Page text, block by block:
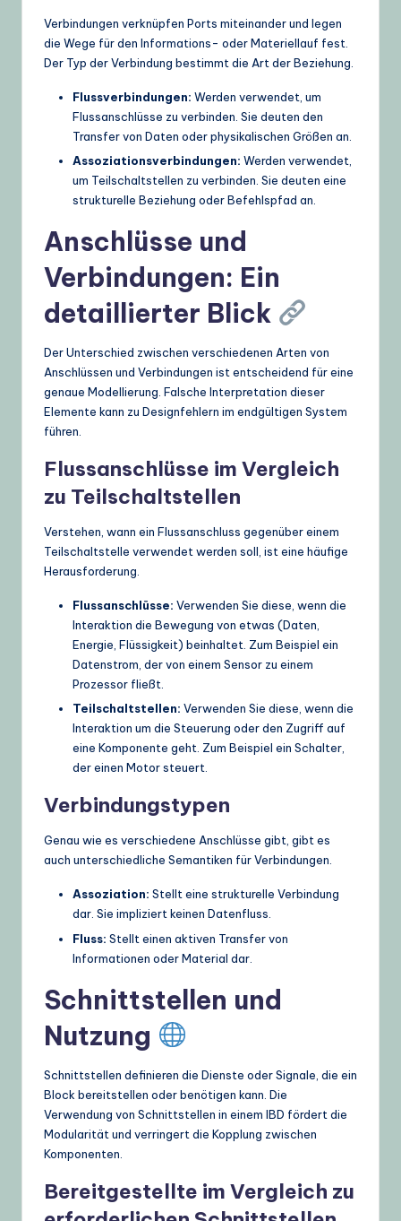
Verbindungen verknüpfen Ports miteinander und legen
die Wege für den Informations- oder Materiellauf fest.
Der Typ der Verbindung bestimmt die Art der Beziehung.
Flussverbindungen: Werden verwendet, um
Flussanschlüsse zu verbinden. Sie deuten den
Transfer von Daten oder physikalischen Größen an.
Assoziationsverbindungen: Werden verwendet,
um Teilschaltstellen zu verbinden. Sie deuten eine
strukturelle Beziehung oder Befehlspfad an.
Anschlüsse und
Verbindungen: Ein
detaillierter Blick
Der Unterschied zwischen verschiedenen Arten von
Anschlüssen und Verbindungen ist entscheidend für eine
genaue Modellierung. Falsche Interpretation dieser
Elemente kann zu Designfehlern im endgültigen System
führen.
Flussanschlüsse im Vergleich
zu Teilschaltstellen
Verstehen, wann ein Flussanschluss gegenüber einem
Teilschaltstelle verwendet werden soll, ist eine häufige
Herausforderung.
Flussanschlüsse: Verwenden Sie diese, wenn die
Interaktion die Bewegung von etwas (Daten,
Energie, Flüssigkeit) beinhaltet. Zum Beispiel ein
Datenstrom, der von einem Sensor zu einem
Prozessor fließt.
Teilschaltstellen: Verwenden Sie diese, wenn die
Interaktion um die Steuerung oder den Zugriff auf
eine Komponente geht. Zum Beispiel ein Schalter,
der einen Motor steuert.
Verbindungstypen
Genau wie es verschiedene Anschlüsse gibt, gibt es
auch unterschiedliche Semantiken für Verbindungen.
Assoziation: Stellt eine strukturelle Verbindung
dar. Sie impliziert keinen Datenfluss.
Fluss: Stellt einen aktiven Transfer von
Informationen oder Material dar.
Schnittstellen und
Nutzung
Schnittstellen definieren die Dienste oder Signale, die ein
Block bereitstellen oder benötigen kann. Die
Verwendung von Schnittstellen in einem IBD fördert die
Modularität und verringert die Kopplung zwischen
Komponenten.
Bereitgestellte im Vergleich zu